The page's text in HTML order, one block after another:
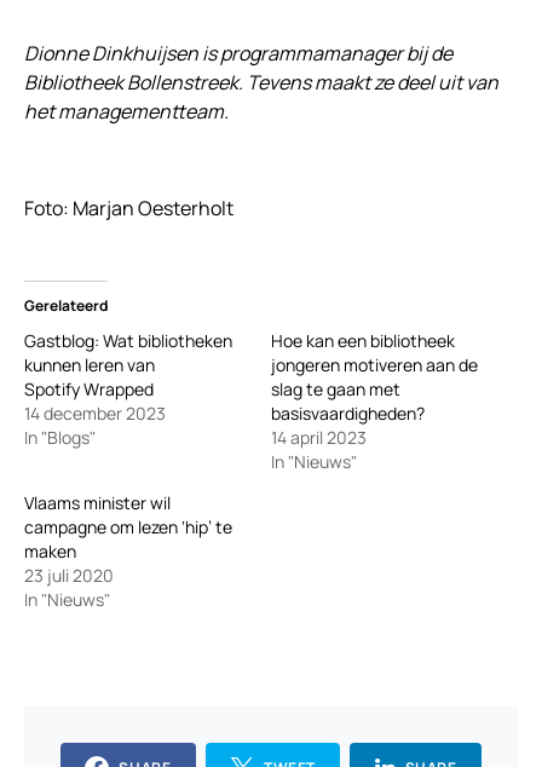
Dionne Dinkhuijsen is programmamanager bij de
Bibliotheek Bollenstreek. Tevens maakt ze deel uit van
het managementteam.
Foto: Marjan Oesterholt
Gerelateerd
Gastblog: Wat bibliotheken
kunnen leren van
Spotify Wrapped
14 december 2023
In "Blogs"
Hoe kan een bibliotheek
jongeren motiveren aan de
slag te gaan met
basisvaardigheden?
14 april 2023
In "Nieuws"
Vlaams minister wil
campagne om lezen ‘hip’ te
maken
23 juli 2020
In "Nieuws"